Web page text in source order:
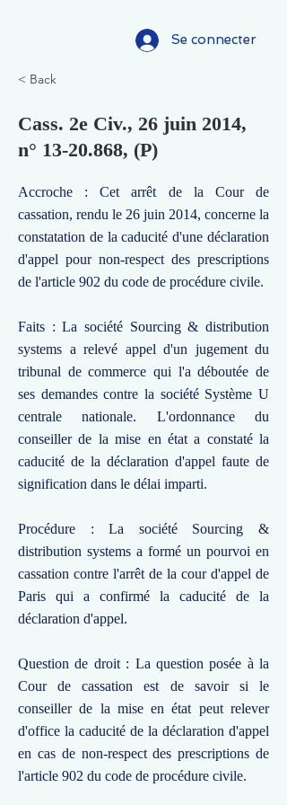
Se connecter
< Back
Cass. 2e Civ., 26 juin 2014,
n° 13-20.868, (P)
Accroche : Cet arrêt de la Cour de
cassation, rendu le 26 juin 2014, concerne la
constatation de la caducité d'une déclaration
d'appel pour non-respect des prescriptions
de l'article 902 du code de procédure civile.
Faits : La société Sourcing & distribution
systems a relevé appel d'un jugement du
tribunal de commerce qui l'a déboutée de
ses demandes contre la société Système U
centrale nationale. L'ordonnance du
conseiller de la mise en état a constaté la
caducité de la déclaration d'appel faute de
signification dans le délai imparti.
Procédure : La société Sourcing &
distribution systems a formé un pourvoi en
cassation contre l'arrêt de la cour d'appel de
Paris qui a confirmé la caducité de la
déclaration d'appel.
Question de droit : La question posée à la
Cour de cassation est de savoir si le
conseiller de la mise en état peut relever
d'office la caducité de la déclaration d'appel
en cas de non-respect des prescriptions de
l'article 902 du code de procédure civile.